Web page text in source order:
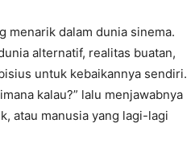
menarik dalam dunia sinema.
alternatif, realitas buatan,
untuk kebaikannya sendiri.
kalau?” lalu menjawabnya
atau manusia yang lagi-lagi